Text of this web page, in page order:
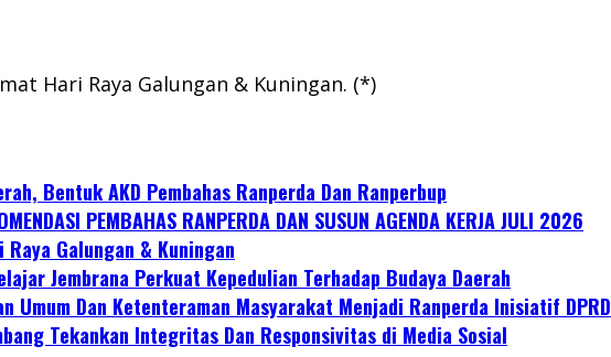
Hari Raya Galungan & Kuningan. (*)
Bentuk AKD Pembahas Ranperda Dan Ranperbup
PEMBAHAS RANPERDA DAN SUSUN AGENDA KERJA JULI 2026
Raya Galungan & Kuningan
Jembrana Perkuat Kepedulian Terhadap Budaya Daerah
Umum Dan Ketenteraman Masyarakat Menjadi Ranperda Inisiatif DPRD
Tekankan Integritas Dan Responsivitas di Media Sosial